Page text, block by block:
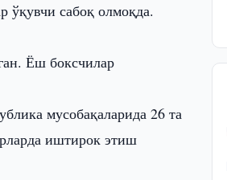
ўқувчи сабоқ олмоқда.
Ёш боксчилар
мусобақаларида 26 та
иштирок этиш